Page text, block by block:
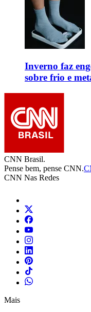
Inverno faz
sobre frio e
CNN Brasil.
Pense bem, pense CNN.
CNN Nas Redes
Mais